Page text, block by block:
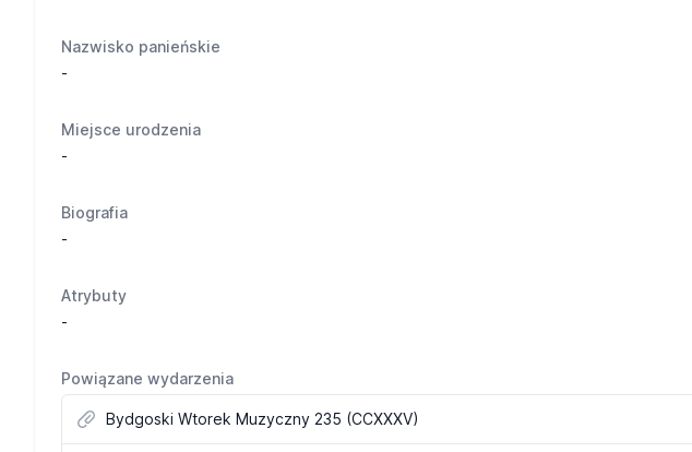
Nazwisko panieńskie
-
Miejsce urodzenia
-
Biografia
-
Atrybuty
-
Powiązane wydarzenia
Bydgoski Wtorek Muzyczny 235 (CCXXXV)